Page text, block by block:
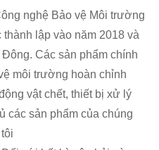
nghệ Bảo vệ Môi trường
lập vào năm 2018 và
Các sản phẩm chính
môi trường hoàn chỉnh
vật chết, thiết bị xử lý
các sản phẩm của chúng